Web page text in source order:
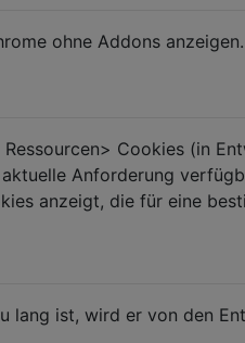
ohne Addons anzeigen.
Cookies (in
Anforderung
anzeigt, die für eine
lang ist, wird er von den